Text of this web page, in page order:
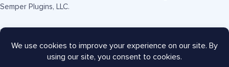
Semper Plugins, LLC.
Termos de Serviço
Mapa do site
Cupom AIOSEO